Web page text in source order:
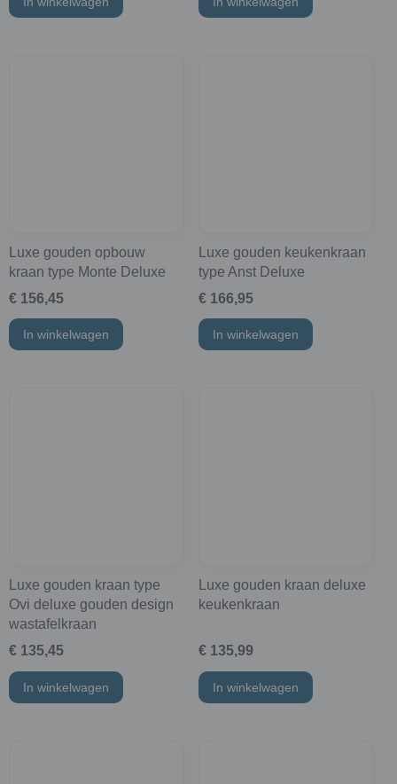
Luxe gouden opbouw
kraan type Monte Deluxe
€ 156,45
In winkelwagen
Luxe gouden keukenkraan
type Anst Deluxe
€ 166,95
In winkelwagen
Luxe gouden kraan type
Ovi deluxe gouden design
wastafelkraan
€ 135,45
In winkelwagen
Luxe gouden kraan deluxe
keukenkraan
€ 135,99
In winkelwagen